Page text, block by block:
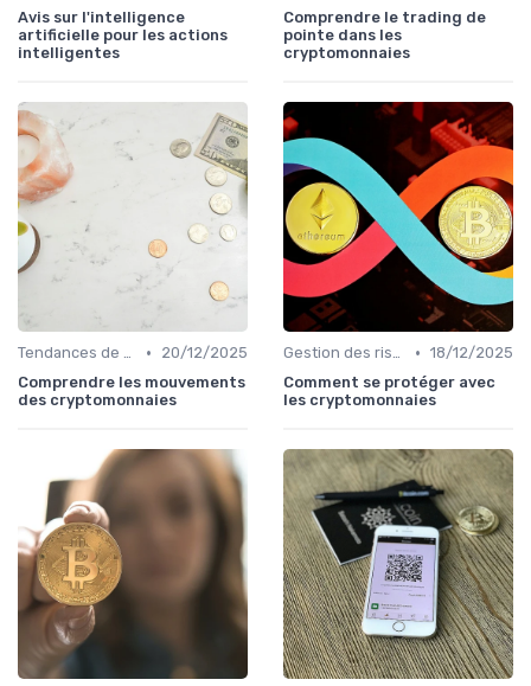
Avis sur l'intelligence
artificielle pour les actions
intelligentes
Comprendre le trading de
pointe dans les
cryptomonnaies
Tendances de marché et indicateurs •
20/12/2025
Comprendre les mouvements
des cryptomonnaies
Gestion des risques • 18/12/2025
Comment se protéger avec
les cryptomonnaies